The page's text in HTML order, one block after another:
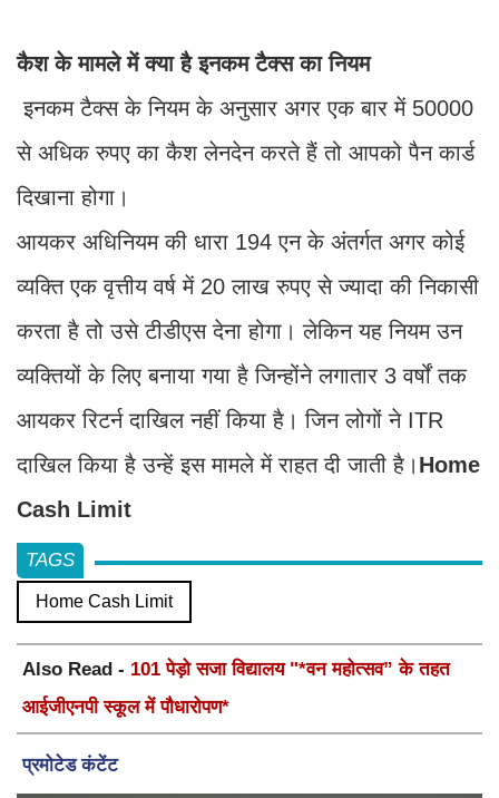
कैश के मामले में क्या है इनकम टैक्स का नियम
इनकम टैक्स के नियम के अनुसार अगर एक बार में 50000
से अधिक रुपए का कैश लेनदेन करते हैं तो आपको पैन कार्ड
दिखाना होगा।
आयकर अधिनियम की धारा 194 एन के अंतर्गत अगर कोई
व्यक्ति एक वृत्तीय वर्ष में 20 लाख रुपए से ज्यादा की निकासी
करता है तो उसे टीडीएस देना होगा। लेकिन यह नियम उन
व्यक्तियों के लिए बनाया गया है जिन्होंने लगातार 3 वर्षों तक
आयकर रिटर्न दाखिल नहीं किया है। जिन लोगों ने ITR
दाखिल किया है उन्हें इस मामले में राहत दी जाती है। Home
Cash Limit
TAGS
Home Cash Limit
Also Read - 101 पेड़ो सजा विद्यालय "*वन महोत्सव” के तहत
आईजीएनपी स्कूल में पौधारोपण*